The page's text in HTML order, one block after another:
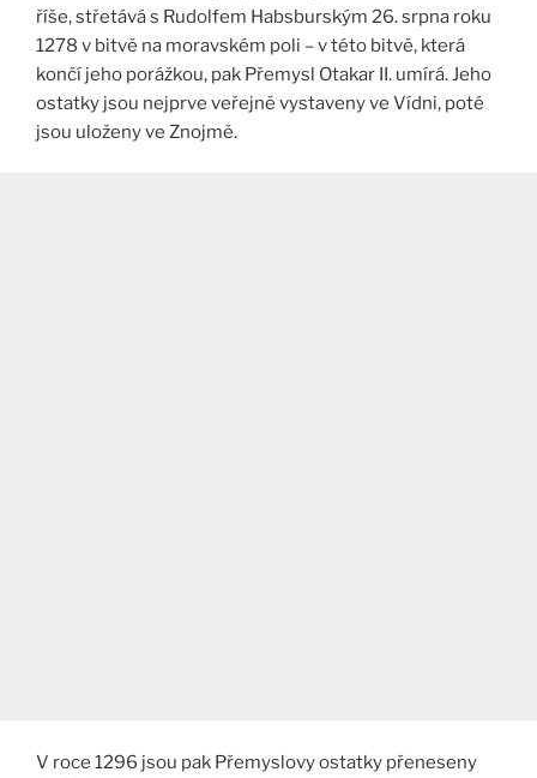
říše, střetává s Rudolfem Habsburským 26. srpna roku
1278 v bitvě na moravském poli – v této bitvě, která
končí jeho porážkou, pak Přemysl Otakar II. umírá. Jeho
ostatky jsou nejprve veřejně vystaveny ve Vídni, poté
jsou uloženy ve Znojmě.
V roce 1296 jsou pak Přemyslovy ostatky přeneseny